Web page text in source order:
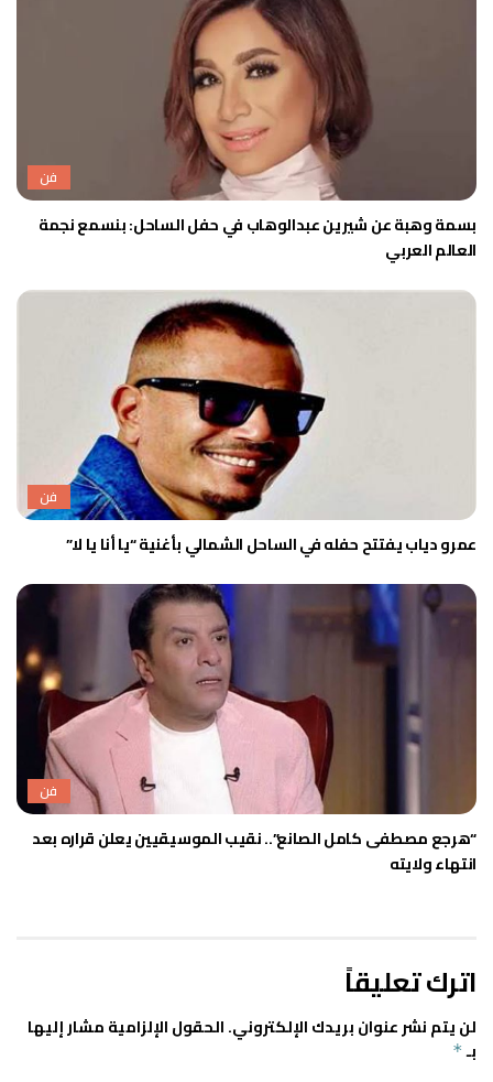
فن
بسمة وهبة عن شيرين عبدالوهاب في حفل الساحل: بنسمع نجمة
العالم العربي
فن
عمرو دياب يفتتح حفله في الساحل الشمالي بأغنية “يا أنا يا لا”
فن
“هرجع مصطفى كامل الصانع”.. نقيب الموسيقيين يعلن قراره بعد
انتهاء ولايته
اترك تعليقاً
لن يتم نشر عنوان بريدك الإلكتروني.الحقول الإلزامية مشار إليها
بـ *